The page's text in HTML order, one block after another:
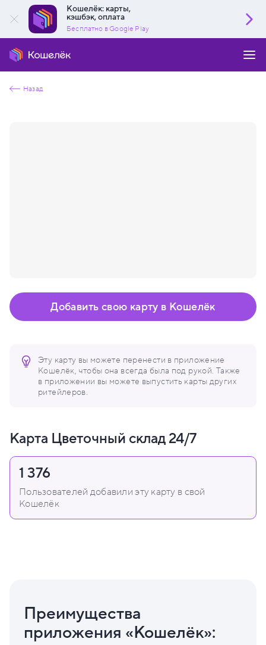
Кошелёк: карты,
кэшбэк, оплата
Бесплатно в Google Play
Назад
Эту карту вы можете перенести в приложение
Кошелёк, чтобы она всегда была под рукой. Также
в приложении вы можете выпустить карты других
ритейлеров.
Добавить свою карту в Кошелёк
Карта Цветочный склад 24/7
1 376
Пользователей добавили эту карту в свой
Кошелёк
Преимущества
приложения «Кошелёк»: